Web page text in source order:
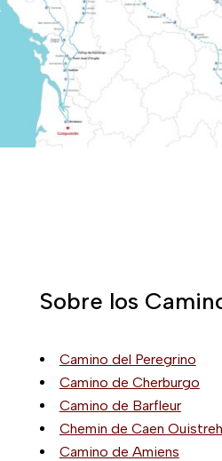
Sobre los
Camino del Peregrino
Camino de Cherburgo
Camino de Barfleur
Chemin de Caen
Camino de Amiens